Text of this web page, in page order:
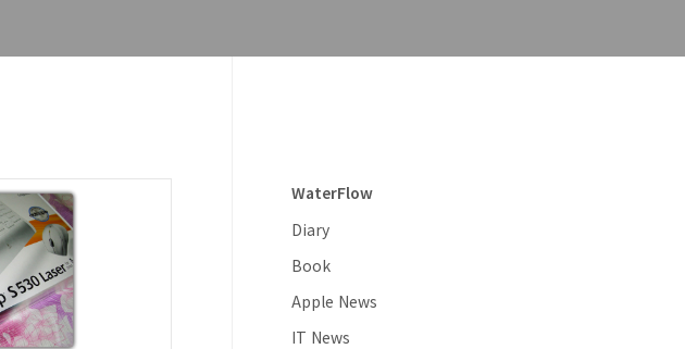
WaterFlow
Diary
Book
Apple News
IT News